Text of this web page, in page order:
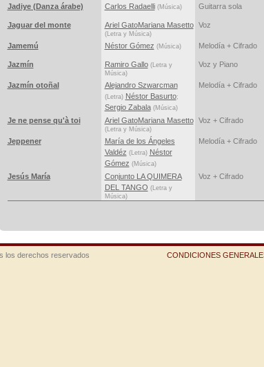
Jadiye (Danza árabe) Carlos Radaelli(Música) Guitarra sola
Jaguar del monte Ariel GatoMariana Masetto
(Letra y Música)
Voz
Jamemú Néstor Gómez (Música) Melodía + Cifrado
Jazmín Ramiro Gallo(Letra y
Música)
Voz y Piano
Jazmín otoñal Alejandro Szwarcman
(Letra) Néstor Basurto;
Sergio Zabala(Música)
Melodía + Cifrado
Je ne pense qu'à toi Ariel GatoMariana Masetto
(Letra y Música)
Voz + Cifrado
Jeppener
María de los Ángeles
Valdéz (Letra) Néstor
Gómez (Música)
Melodía + Cifrado
Jesús María
Conjunto LA QUIMERA
DEL TANGO (Letra y
Música)
Voz + Cifrado
los derechos reservados CONDICIONES